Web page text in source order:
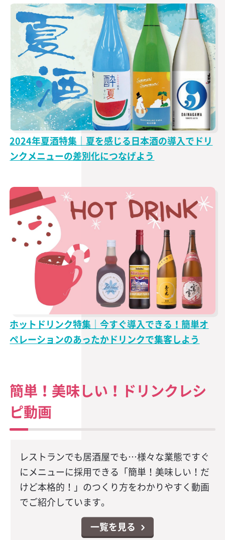
2024年夏酒特集｜夏を感じる日本酒の導入でドリ
ンクメニューの差別化につなげよう
ホットドリンク特集｜今すぐ導入できる！簡単オ
ペレーションのあったかドリンクで集客しよう
簡単！美味しい！ドリンクレシ
ピ動画
レストランでも居酒屋でも…様々な業態ですぐ
にメニューに採用できる「簡単！美味しい！だ
けど本格的！」のつくり方をわかりやすく動画
でご紹介しています。
一覧を見る